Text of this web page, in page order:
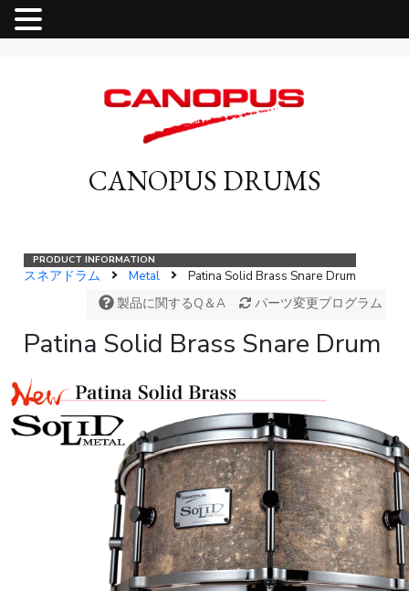
CANOPUS DRUMS
スネアドラム Metal
Patina Solid Brass Snare Drum
製品に関するQ＆A
パーツ変更プログラム
Patina Solid Brass Snare Drum